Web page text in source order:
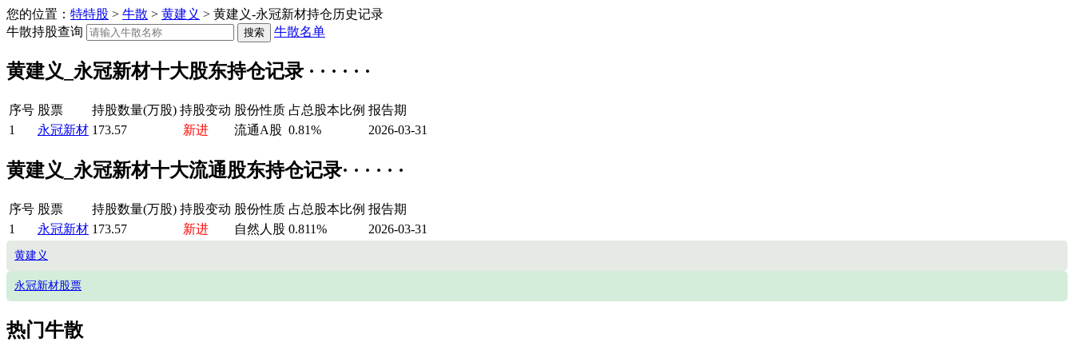
您的位置： 特特股 > 牛散 > 黄建义 > 黄建义-永冠新材持仓历史记录
牛散持股查询
牛散名单
黄建义_永冠新材十大股东持仓记录 · · · · · ·
序号 股票 持股数量(万股) 持股变动 股份性质 占总股本比例 报告期
1
永冠新材 173.57 新进 流通A股 0.81% 2026-03-31
黄建义_永冠新材十大流通股东持仓记录· · · · · ·
序号 股票 持股数量(万股) 持股变动 股份性质 占总股本比例 报告期
1
永冠新材 173.57 新进 自然人股 0.811% 2026-03-31
黄建义
永冠新材股票
热门牛散